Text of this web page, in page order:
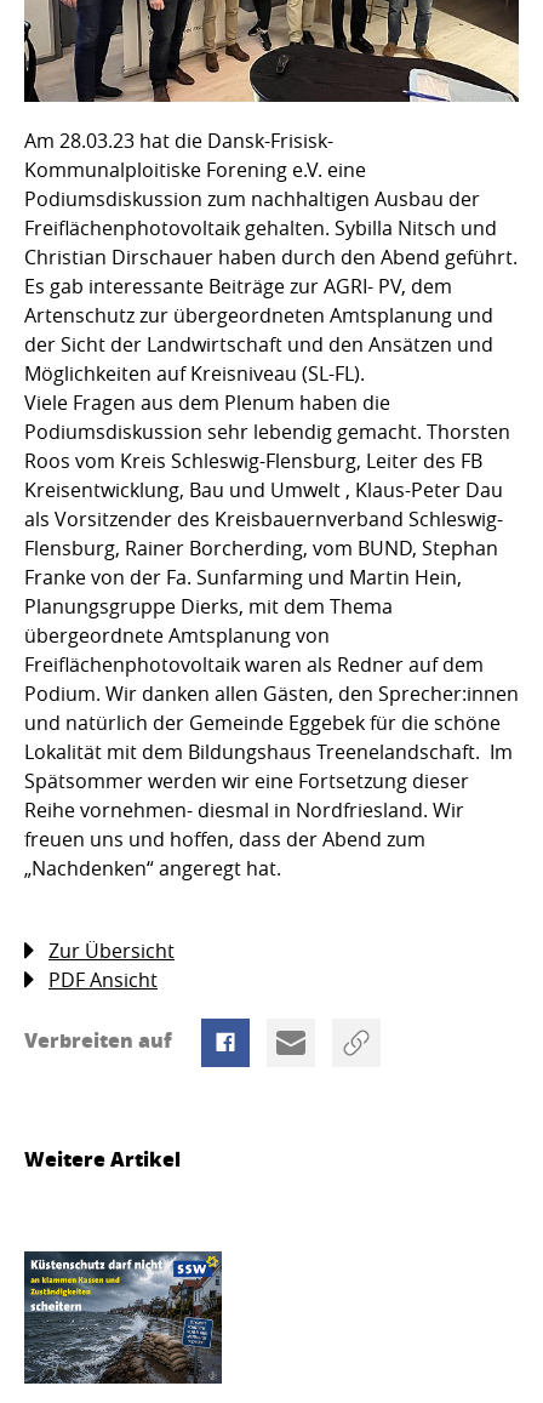
Am 28.03.23 hat die Dansk-Frisisk-
Kommunalploitiske Forening e.V. eine
Podiumsdiskussion zum nachhaltigen Ausbau der
Freiflächenphotovoltaik gehalten. Sybilla Nitsch und
Christian Dirschauer haben durch den Abend geführt.
Es gab interessante Beiträge zur AGRI- PV, dem
Artenschutz zur übergeordneten Amtsplanung und
der Sicht der Landwirtschaft und den Ansätzen und
Möglichkeiten auf Kreisniveau (SL-FL).
Viele Fragen aus dem Plenum haben die
Podiumsdiskussion sehr lebendig gemacht. Thorsten
Roos vom Kreis Schleswig-Flensburg, Leiter des FB
Kreisentwicklung, Bau und Umwelt , Klaus-Peter Dau
als Vorsitzender des Kreisbauernverband Schleswig-
Flensburg, Rainer Borcherding, vom BUND, Stephan
Franke von der Fa. Sunfarming und Martin Hein,
Planungsgruppe Dierks, mit dem Thema
übergeordnete Amtsplanung von
Freiflächenphotovoltaik waren als Redner auf dem
Podium. Wir danken allen Gästen, den Sprecher:innen
und natürlich der Gemeinde Eggebek für die schöne
Lokalität mit dem Bildungshaus Treenelandschaft. Im
Spätsommer werden wir eine Fortsetzung dieser
Reihe vornehmen- diesmal in Nordfriesland. Wir
freuen uns und hoffen, dass der Abend zum
„Nachdenken“ angeregt hat.
Zur Übersicht
PDF Ansicht
Verbreiten auf
Weitere Artikel